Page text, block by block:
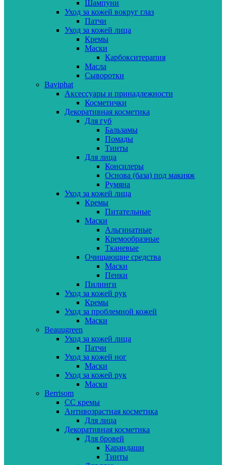
Шампуни
Уход за кожей вокруг глаз
Патчи
Уход за кожей лица
Кремы
Маски
Карбокситерапия
Масла
Сыворотки
Baviphat
Аксессуары и принадлежности
Косметички
Декоративная косметика
Для губ
Бальзамы
Помады
Тинты
Для лица
Консилеры
Основа (база) под макияж
Румяна
Уход за кожей лица
Кремы
Питательные
Маски
Альгинатные
Кремообразные
Тканевые
Очищающие средства
Маски
Пенки
Пилинги
Уход за кожей рук
Кремы
Уход за проблемной кожей
Маски
Beauugreen
Уход за кожей лица
Патчи
Уход за кожей ног
Маски
Уход за кожей рук
Маски
Berrisom
CC кремы
Антивозрастная косметика
Для лица
Декоративная косметика
Для бровей
Карандаши
Тинты